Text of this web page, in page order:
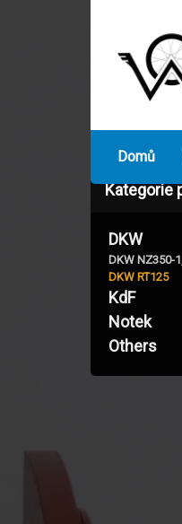
Přejít
obsahu
Domů
Kategorie
DKW
DKW NZ350-
DKW RT125
KdF
Notek
Others